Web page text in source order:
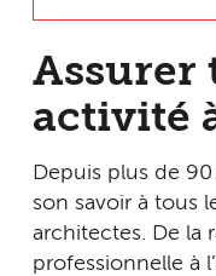
Assurer
activité
Depuis plus de
son savoir à tous
architectes. De la
professionnelle à